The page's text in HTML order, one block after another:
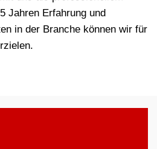
Jahren Erfahrung und
in der Branche können wir für